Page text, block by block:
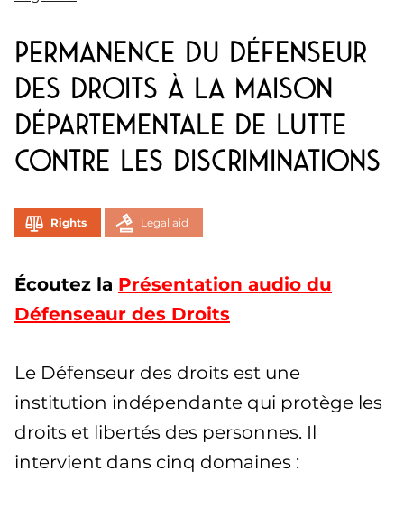
Permanence du Défenseur
des Droits à la Maison
départementale de lutte
contre les discriminations
Rights Legal aid
Écoutez la Présentation audio du
Défenseaur des Droits
Le Défenseur des droits est une
institution indépendante qui protège les
droits et libertés des personnes. Il
intervient dans cinq domaines :